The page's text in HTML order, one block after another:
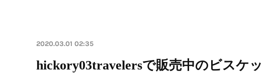
2020.03.01 02:35
hickory03travelersで販売中のビスケ